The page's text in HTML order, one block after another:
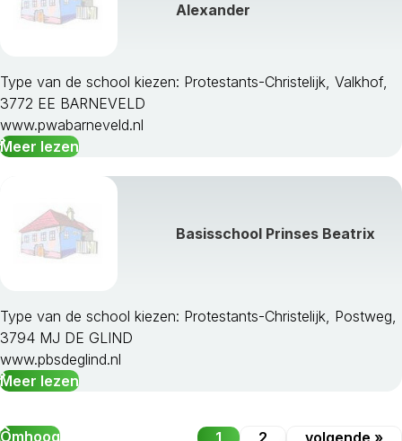
Alexander
Type van de school kiezen: Protestants-Christelijk, Valkhof,
3772 EE BARNEVELD
www.pwabarneveld.nl
Meer lezen
Basisschool Prinses Beatrix
Type van de school kiezen: Protestants-Christelijk, Postweg,
3794 MJ DE GLIND
www.pbsdeglind.nl
Meer lezen
Omhoog 1 2 volgende »